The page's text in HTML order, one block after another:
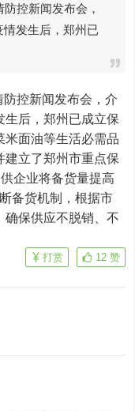
控新闻发布会，
发生后，郑州已
生后，郑州已成立保
米面油等生活必需品
建立了郑州市重点保
企业将备货量提高
备货机制，根据市
确保供应不脱销、不
12 赞
打赏